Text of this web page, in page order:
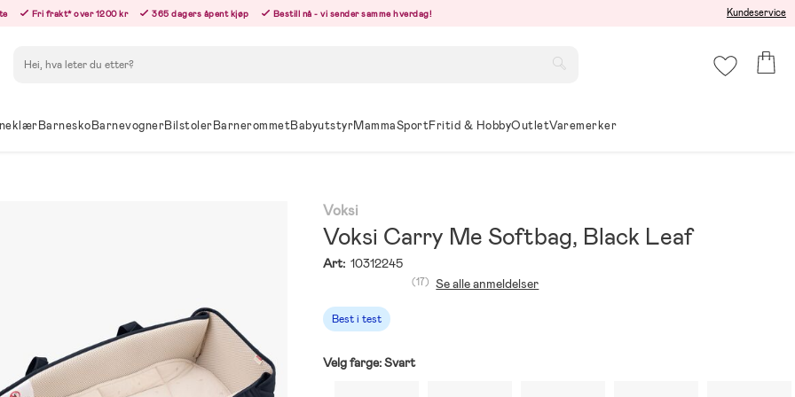
Fri frakt* over 1200 kr 365 dagers åpent kjøp Bestill nå - vi sender samme hverdag! Kundeservice
BarneskoBarnevognerBilstolerBarnerommetBabyutstyrMammaSportFritid & HobbyOutletVaremerker
Voksi
Voksi Carry Me Softbag, Black Leaf
Art: 10312245
Best i test
(17) Se alle anmeldelser
Velg farge:Svart